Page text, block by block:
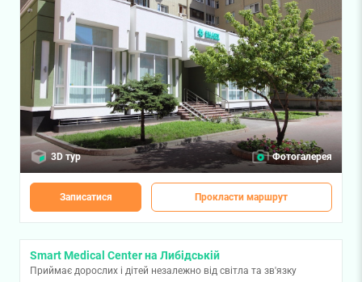
3D тур Фотогалерея
Записатися Прокласти маршрут
Smart Medical Center на Либідській
Приймає дорослих і дітей незалежно від світла та зв'язку